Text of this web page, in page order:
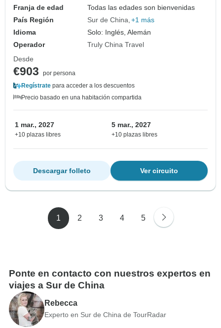
Franja de edad
Todas las edades son bienvenidas
País Región
Sur de China +1 más
Idioma
Solo: Inglés, Alemán
Operador
Truly China Travel
Desde
€903
por persona
Regístrate para acceder a los descuentos
Precio basado en una habitación compartida
1 mar., 2027
+10 plazas libres
5 mar., 2027
+10 plazas libres
Ver circuito
Descargar folleto
1 2 3 4 5
Ponte en contacto con nuestros expertos en
viajes a Sur de China
Rebecca
Experto en Sur de China de TourRadar